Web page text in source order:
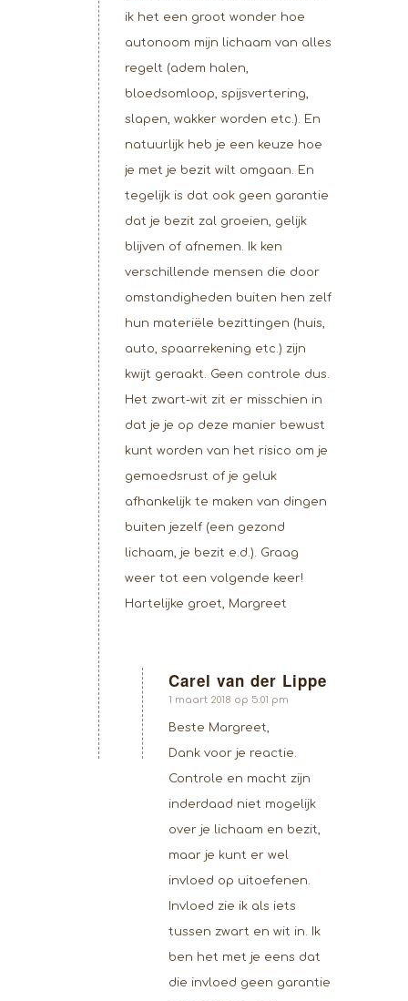
ik het een groot wonder hoe
autonoom mijn lichaam van alles
regelt (adem halen,
bloedsomloop, spijsvertering,
slapen, wakker worden etc.). En
natuurlijk heb je een keuze hoe
je met je bezit wilt omgaan. En
tegelijk is dat ook geen garantie
dat je bezit zal groeien, gelijk
blijven of afnemen. Ik ken
verschillende mensen die door
omstandigheden buiten hen zelf
hun materiële bezittingen (huis,
auto, spaarrekening etc.) zijn
kwijt geraakt. Geen controle dus.
Het zwart-wit zit er misschien in
dat je je op deze manier bewust
kunt worden van het risico om je
gemoedsrust of je geluk
afhankelijk te maken van dingen
buiten jezelf (een gezond
lichaam, je bezit e.d.). Graag
weer tot een volgende keer!
Hartelijke groet, Margreet
Carel van der Lippe
zegt:
1 maart 2018 op 5:01 pm
Beste Margreet,
Dank voor je reactie.
Controle en macht zijn
inderdaad niet mogelijk
over je lichaam en bezit,
maar je kunt er wel
invloed op uitoefenen.
Invloed zie ik als iets
tussen zwart en wit in. Ik
ben het met je eens dat
die invloed geen garantie